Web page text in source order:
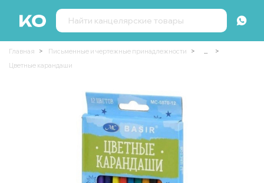
Главная Письменные и чертежные принадлежности
...
Цветные карандаши